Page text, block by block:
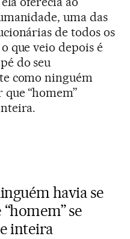
uma das
de todos os
que veio depois é
do seu
como ninguém
“homem”
havia se
se
inteira